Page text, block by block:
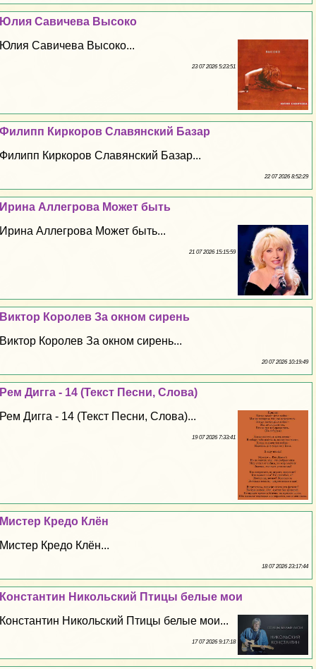
Юлия Савичева Высоко
Юлия Савичева Высоко...
23 07 2026 5:23:51
Филипп Киркоров Славянский Базар
Филипп Киркоров Славянский Базар...
22 07 2026 8:52:29
Ирина Аллегрова Может быть
Ирина Аллегрова Может быть...
21 07 2026 15:15:59
Виктор Королев За окном сирень
Виктор Королев За окном сирень...
20 07 2026 10:19:49
Рем Дигга - 14 (Текст Песни, Слова)
Рем Дигга - 14 (Текст Песни, Слова)...
19 07 2026 7:33:41
Мистер Кредо Клён
Мистер Кредо Клён...
18 07 2026 23:17:44
Константин Никольский Птицы белые мои
Константин Никольский Птицы белые мои...
17 07 2026 9:17:18